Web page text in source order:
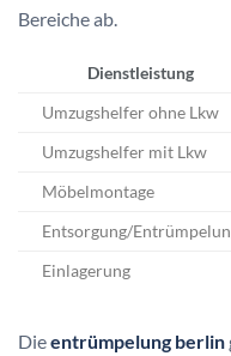
Bereiche ab.
Dienstleistung
Umzugshelfer ohne Lkw
Umzugshelfer mit Lkw
Möbelmontage
Entsorgung/
Einlagerung
Dieentrümpelung berlin